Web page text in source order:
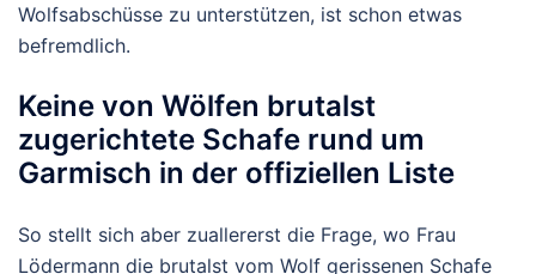
Wolfsabschüsse zu unterstützen, ist schon etwas
befremdlich.
Keine von Wölfen brutalst
zugerichtete Schafe rund um
Garmisch in der offiziellen Liste
So stellt sich aber zuallererst die Frage, wo Frau
Lödermann die brutalst vom Wolf gerissenen Schafe